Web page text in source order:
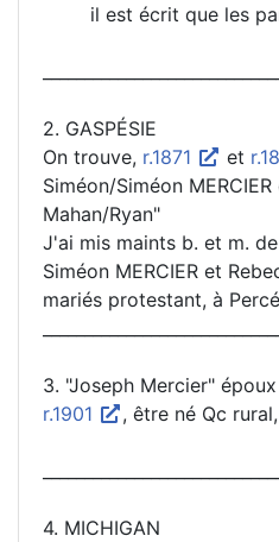
il est écrit que les
2. GASPÉSIE
On trouve, r.1871 et
Siméon/Siméon
Mahan/Ryan"
J'ai mis maints b. et m.
Siméon MERCIER et
mariés protestant, à
3. "Joseph Mercier"
r.1901
, être né Qc
4. MICHIGAN